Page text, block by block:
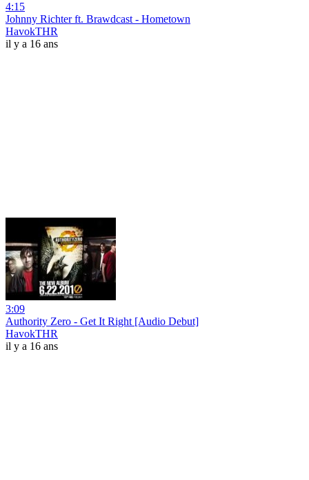
4:15
Johnny Richter ft. Brawdcast - Hometown
HavokTHR
il y a 16 ans
3:09
Authority Zero - Get It Right [Audio Debut]
HavokTHR
il y a 16 ans